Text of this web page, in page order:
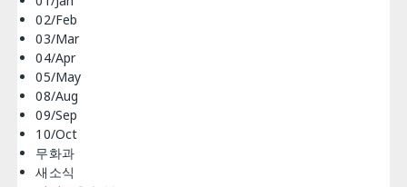
02/Feb
03/Mar
04/Apr
05/May
08/Aug
09/Sep
10/Oct
무화과
새소식